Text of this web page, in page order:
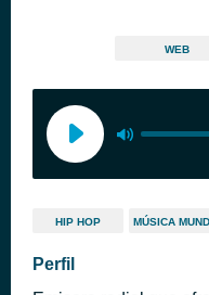
WEB
HIP HOP MÚSICA
Perfil